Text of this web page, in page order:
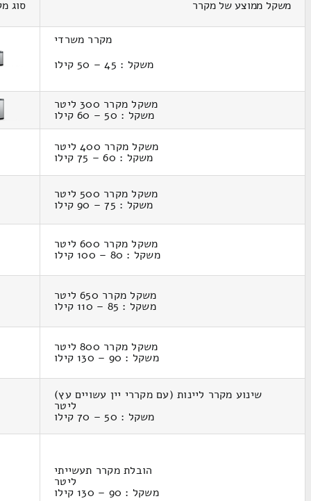
משקל ממוצע של מקרר סוג
מקרר משרדי
משקל : 45 – 50 קילו
משקל מקרר 300 ליטר
משקל : 50 – 60 קילו
משקל מקרר 400 ליטר
משקל : 60 – 75 קילו
משקל מקרר 500 ליטר
משקל : 75 – 90 קילו
משקל מקרר 600 ליטר
משקל : 80 – 100 קילו
משקל מקרר 650 ליטר
משקל : 85 – 110 קילו
משקל מקרר 800 ליטר
משקל : 90 – 130 קילו
שינוע מקרר ליינות (עם מקררי יין עשויים עץ)
ליטר
משקל : 50 – 70 קילו
הובלת מקרר תעשייתי
ליטר
משקל : 90 – 130 קילו